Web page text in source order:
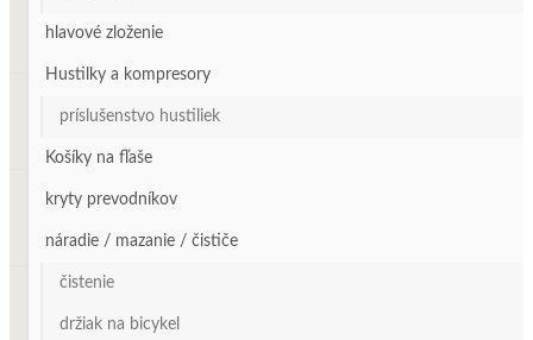
hlavové zloženie
Hustilky a kompresory
príslušenstvo hustiliek
Košíky na fľaše
kryty prevodníkov
náradie / mazanie / čističe
čistenie
držiak na bicykel